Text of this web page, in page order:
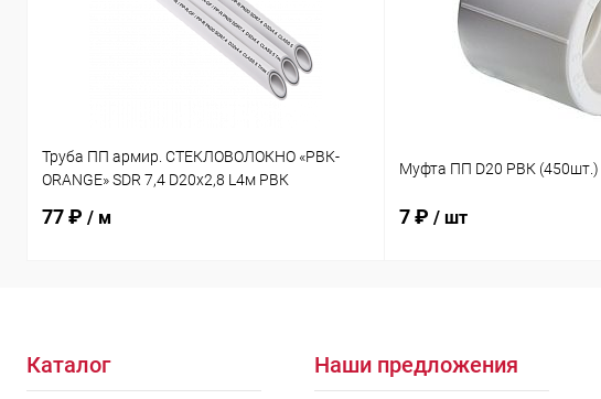
Труба ПП армир. СТЕКЛОВОЛОКНО «РВК-
ORANGE» SDR 7,4 D20х2,8 L4м РВК
77 ₽ / м
Муфта ПП D20 РВК (450шт.)
7 ₽ / шт
Каталог Наши предложения